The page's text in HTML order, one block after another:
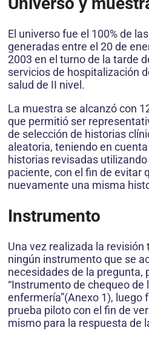
El universo fue el 100% de
generadas entre el 20 de
2003 en el turno de la tarde
servicios de hospitalización
salud de II nivel.
La muestra se alcanzó con
que permitió ser
de selección de historias
aleatoria, teniendo en
historias revisadas
paciente, con el fin de evitar
nuevamente una misma
Instrumento
Una vez realizada la
ningún instrumento que se
necesidades de la pregunta,
“Instrumento de chequeo de
enfermería”(Anexo 1), luego
prueba piloto con el fin de
mismo para la respuesta de